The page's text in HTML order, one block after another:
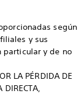
según
y sus
particular y de no
LA PÉRDIDA DE
DIRECTA,